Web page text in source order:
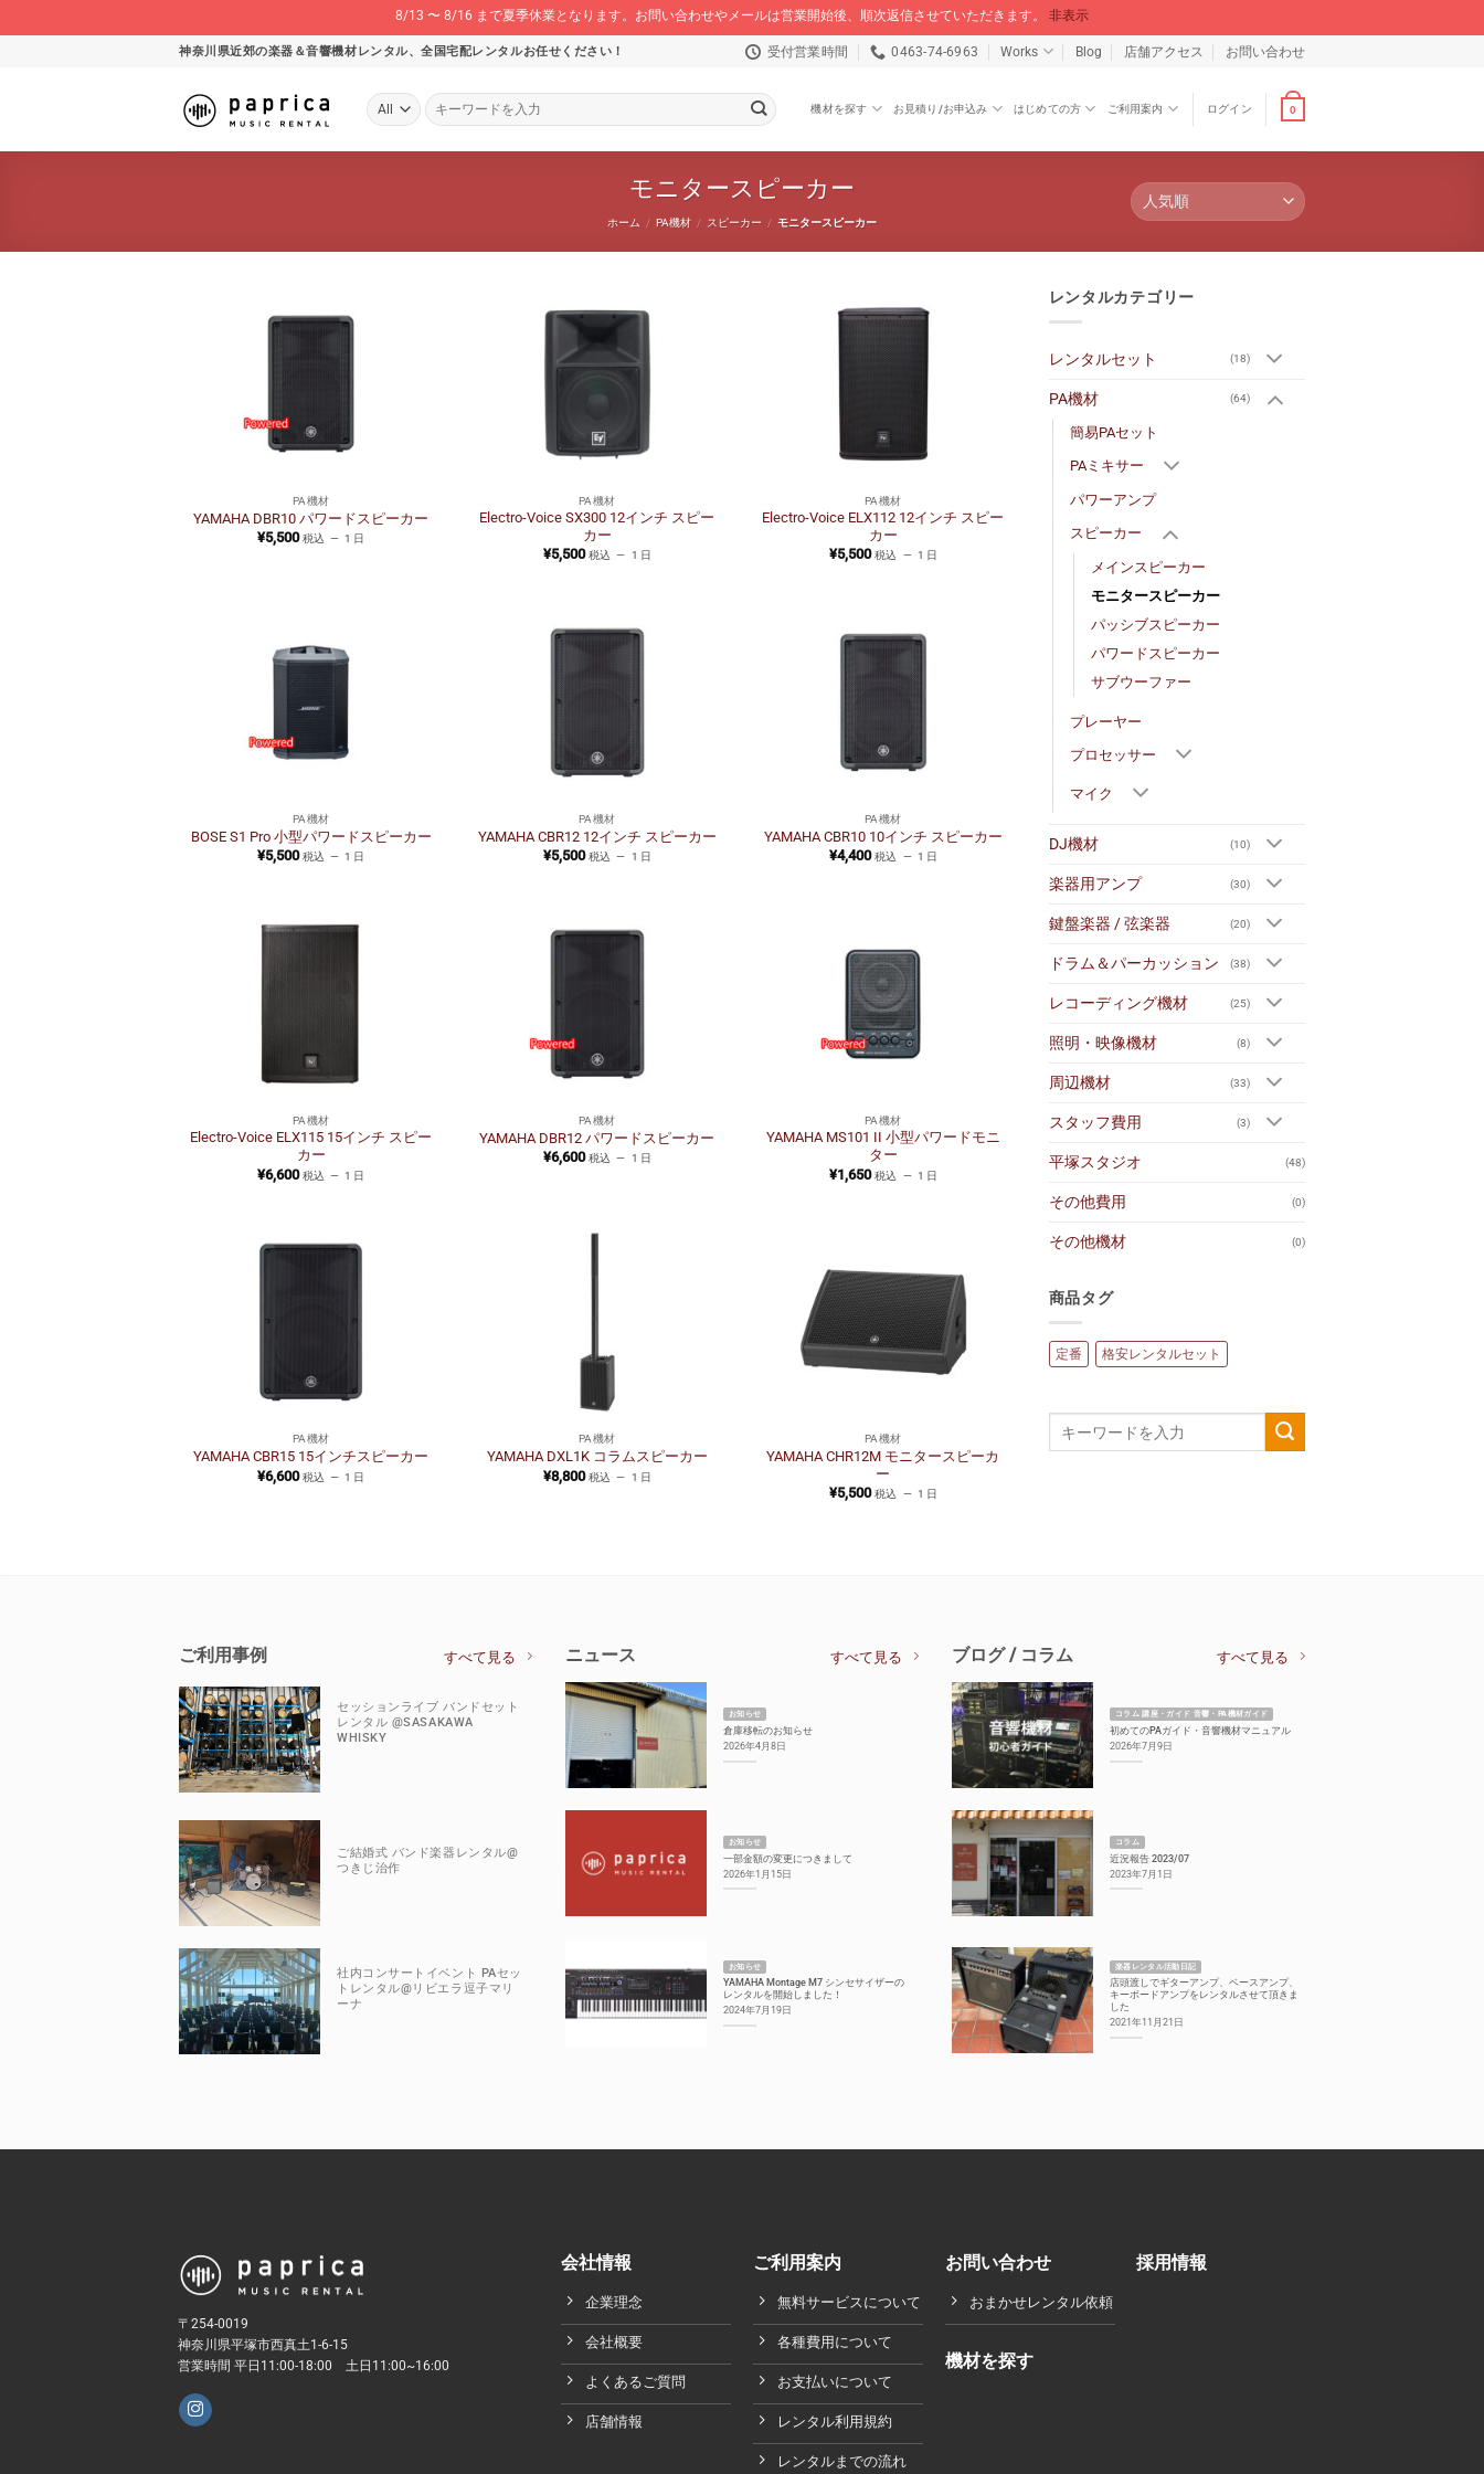
8/13 〜 8/16 まで夏季休業となります。お問い合わせやメールは営業開始後、順次返信させていただきます。 非表示
神奈川県近郊の楽器＆音響機材レンタル、全国宅配レンタルお任せください！ 受付営業時間 0463-74-6963 Works Blog 店舗アクセス お問い合わせ
検
索
機材を探す お見積り/お申込み はじめての方 ご利用案内 ログイン 0
モニタースピーカー
ホーム / PA機材 / スピーカー / モニタースピーカー
PA機材
YAMAHA DBR10 パワードスピーカー
¥5,500 税込 1 日
PA機材
Electro-Voice SX300 12インチ スピー
カー
¥5,500 税込 1 日
PA機材
Electro-Voice ELX112 12インチ スピー
カー
¥5,500 税込 1 日
PA機材
BOSE S1 Pro 小型パワードスピーカー
¥5,500 税込 1 日
PA機材
YAMAHA CBR12 12インチ スピーカー
¥5,500 税込 1 日
PA機材
YAMAHA CBR10 10インチ スピーカー
¥4,400 税込 1 日
PA機材
Electro-Voice ELX115 15インチ スピー
カー
¥6,600 税込 1 日
PA機材
YAMAHA DBR12 パワードスピーカー
¥6,600 税込 1 日
PA機材
YAMAHA MS101 II 小型パワードモニ
ター
¥1,650 税込 1 日
PA機材
YAMAHA CBR15 15インチスピーカー
¥6,600 税込 1 日
PA機材
YAMAHA DXL1K コラムスピーカー
¥8,800 税込 1 日
PA機材
YAMAHA CHR12M モニタースピーカ
ー
¥5,500 税込 1 日
レンタルカテゴリー
レンタルセット (18)
PA機材 (64)
簡易PAセット
PAミキサー
パワーアンプ
スピーカー
メインスピーカー
モニタースピーカー
パッシブスピーカー
パワードスピーカー
サブウーファー
プレーヤー
プロセッサー
マイク
DJ機材 (10)
楽器用アンプ (30)
鍵盤楽器 / 弦楽器 (20)
ドラム＆パーカッション (38)
レコーディング機材 (25)
照明・映像機材 (8)
周辺機材 (33)
スタッフ費用 (3)
平塚スタジオ (48)
その他費用 (0)
その他機材 (0)
商品タグ
定番 格安レンタルセット
ご利用事例 すべて見る
セッションライブ バンドセット
レンタル @SASAKAWA
WHISKY
ご結婚式 バンド楽器レンタル@
つきじ治作
社内コンサートイベント PAセッ
トレンタル@リビエラ逗子マリ
ーナ
ニュース すべて見る
お知らせ
倉庫移転のお知らせ
2026年4月8日
お知らせ
一部金額の変更につきまして
2026年1月15日
お知らせ
YAMAHA Montage M7 シンセサイザーの
レンタルを開始しました！
2024年7月19日
ブログ / コラム すべて見る
コラム 講座・ガイド 音響・PA機材ガイド
初めてのPAガイド・音響機材マニュアル
2026年7月9日
コラム
近況報告 2023/07
2023年7月1日
楽器レンタル活動日記
店頭渡しでギターアンプ、ベースアンプ、
キーボードアンプをレンタルさせて頂きま
した
2021年11月21日
〒254-0019
神奈川県平塚市西真土1-6-15
営業時間 平日11:00-18:00 土日11:00~16:00
会社情報
企業理念
会社概要
よくあるご質問
店舗情報
ご利用案内
無料サービスについて
各種費用について
お支払いについて
レンタル利用規約
レンタルまでの流れ
お問い合わせ
おまかせレンタル依頼
機材を探す
採用情報